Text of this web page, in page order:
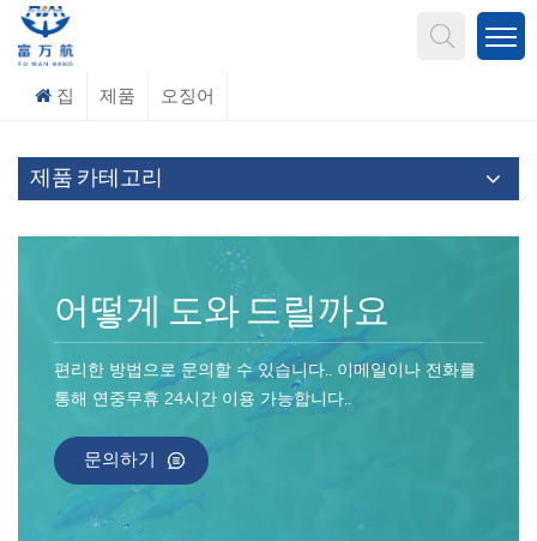
집 제품 오징어
제품 카테고리
어떻게 도와 드릴까요
편리한 방법으로 문의할 수 있습니다.. 이메일이나 전화를
통해 연중무휴 24시간 이용 가능합니다..
문의하기